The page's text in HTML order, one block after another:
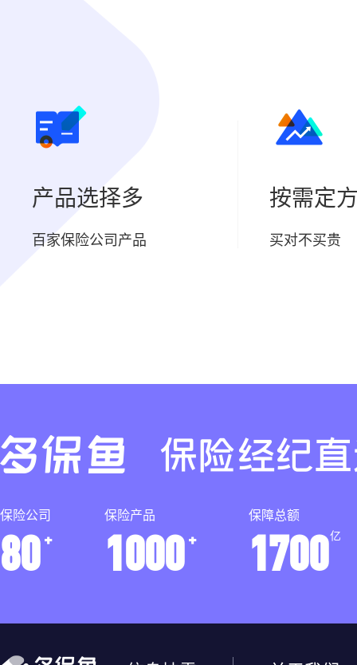
产品选择多
百家保险公司产品
按需定
买对不买贵
保险公司
80 +
保险产品
1000 +
保障总额
1700亿